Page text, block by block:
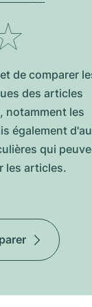
de comparer
des articles
notamment les
également
qui
les articles.